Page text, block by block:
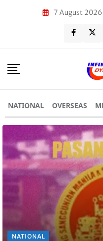
7 August 2026
NATIONAL OVERSEAS
NATIONAL